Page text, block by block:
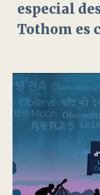
especial
Tothom es